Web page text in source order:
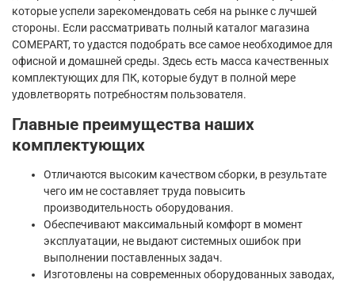
которые успели зарекомендовать себя на рынке с лучшей
стороны. Если рассматривать полный каталог магазина
COMEPART, то удастся подобрать все самое необходимое для
офисной и домашней среды. Здесь есть масса качественных
комплектующих для ПК, которые будут в полной мере
удовлетворять потребностям пользователя.
Главные преимущества наших
комплектующих
Отличаются высоким качеством сборки, в результате
чего им не составляет труда повысить
производительность оборудования.
Обеспечивают максимальный комфорт в момент
эксплуатации, не выдают системных ошибок при
выполнении поставленных задач.
Изготовлены на современных оборудованных заводах,